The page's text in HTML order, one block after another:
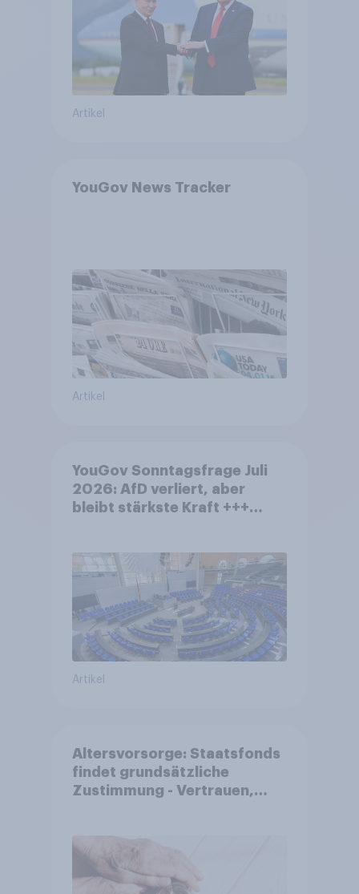
bewerten
Artikel
YouGov News Tracker
Artikel
YouGov Sonntagsfrage Juli
2026: AfD verliert, aber
bleibt stärkste Kraft +++
Artikel
Altersvorsorge: Staatsfonds
findet grundsätzliche
Zustimmung - Vertrauen,
Akzeptanz